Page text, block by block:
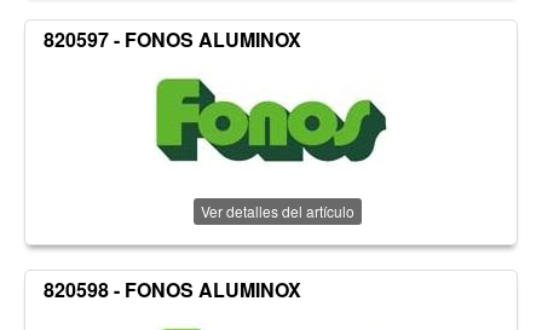
820597 - FONOS ALUMINOX
Ver detalles del artículo
820598 - FONOS ALUMINOX